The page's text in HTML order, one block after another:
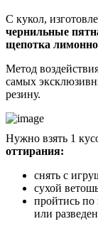
С кукол,
чернильные
щепотка
Метод
самых
резину.
Нужно взять 1
оттирания:
снять с
сухой
пройтись
или